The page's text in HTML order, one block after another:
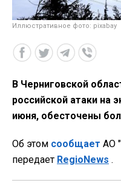
Иллюстративное фото: pixabay
В Черниговской
российской атаки на
июня, обесточены
Об этом сообщает АО
передает RegioNews .